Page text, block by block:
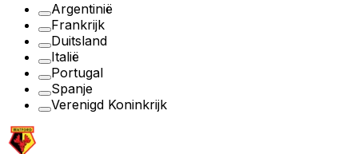
Argentinië
Frankrijk
Duitsland
Italië
Portugal
Spanje
Verenigd Koninkrijk